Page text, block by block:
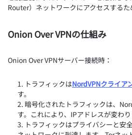
Router）ネットワークにアクセスするた
Onion Over VPNの仕組み
Onion Over VPNサーバー接続時：
トラフィックはNordVPNクライア
す。
暗号化されたトラフィックは、
す。これにより、IPアドレスが変わり
トラフィックはプライバシーと安